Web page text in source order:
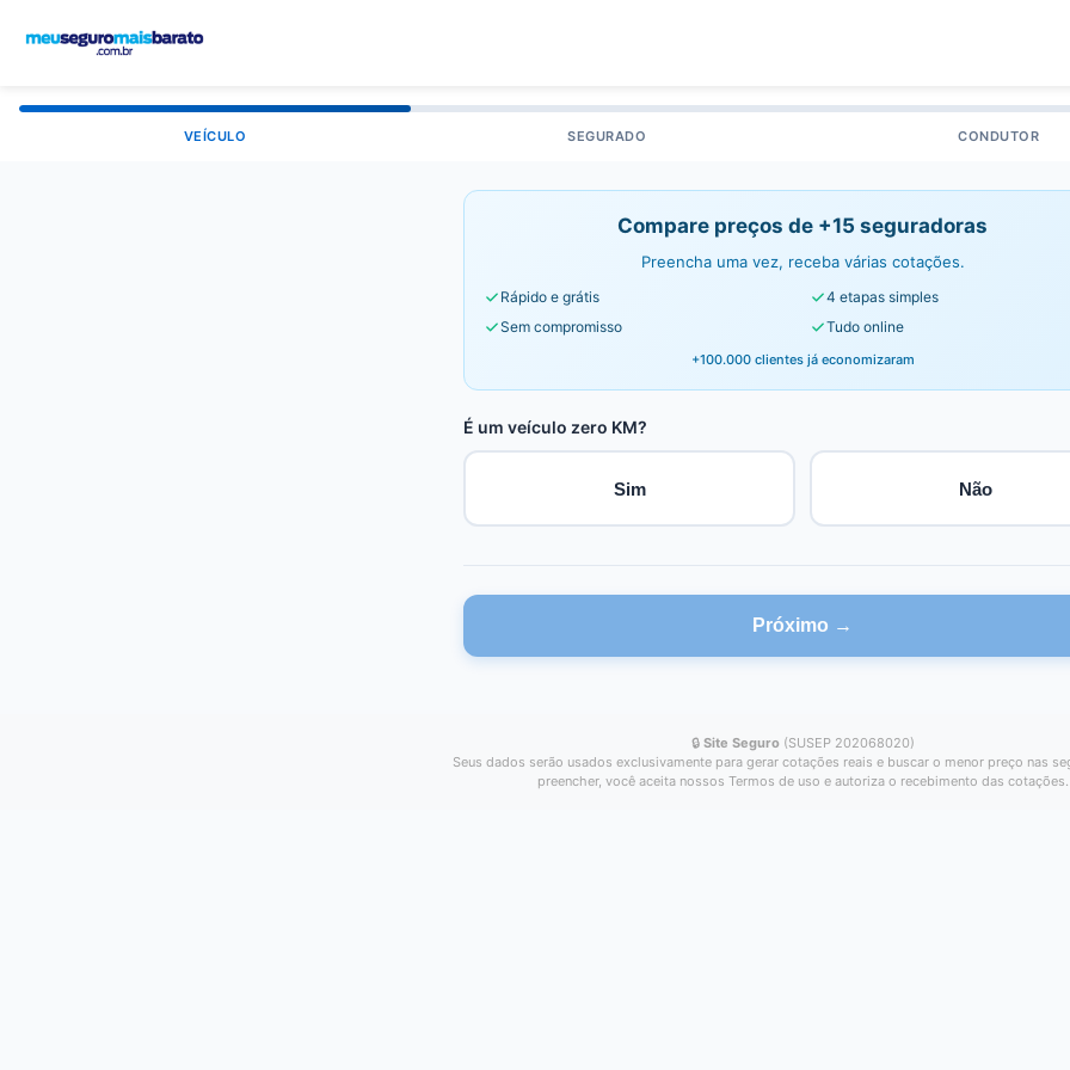
VEÍCULO SEGURADO CONDUTOR
Compare preços de +15 seguradoras
Preencha uma vez, receba várias cotações.
Rápido e grátis
4 etapas simples
Sem compromisso
Tudo online
+100.000 clientes já economizaram
É um veículo zero KM?
Sim Não
Próximo →
🔒 Site Seguro (SUSEP 202068020)
Seus dados serão usados exclusivamente para gerar cotações reais e buscar o menor preço nas
preencher, você aceita nossos Termos de uso e autoriza o recebimento das cotações.